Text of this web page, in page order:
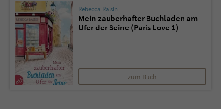
Rebecca Raisin
Mein zauberhafter Buchladen am
Ufer der Seine (Paris Love 1)
zum Buch